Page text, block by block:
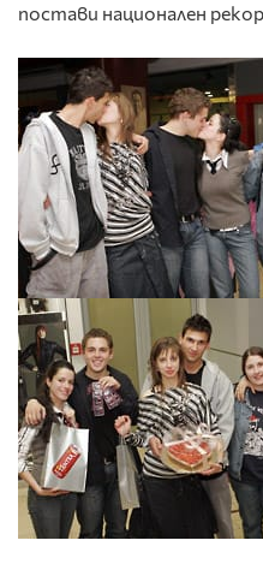
постави национален